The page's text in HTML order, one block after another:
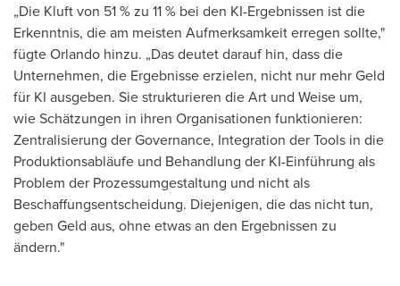
„Die Kluft von 51 % zu 11 % bei den KI-Ergebnissen ist die
Erkenntnis, die am meisten Aufmerksamkeit erregen sollte,"
fügte Orlando hinzu. „Das deutet darauf hin, dass die
Unternehmen, die Ergebnisse erzielen, nicht nur mehr Geld
für KI ausgeben. Sie strukturieren die Art und Weise um,
wie Schätzungen in ihren Organisationen funktionieren:
Zentralisierung der Governance, Integration der Tools in die
Produktionsabläufe und Behandlung der KI-Einführung als
Problem der Prozessumgestaltung und nicht als
Beschaffungsentscheidung. Diejenigen, die das nicht tun,
geben Geld aus, ohne etwas an den Ergebnissen zu
ändern."